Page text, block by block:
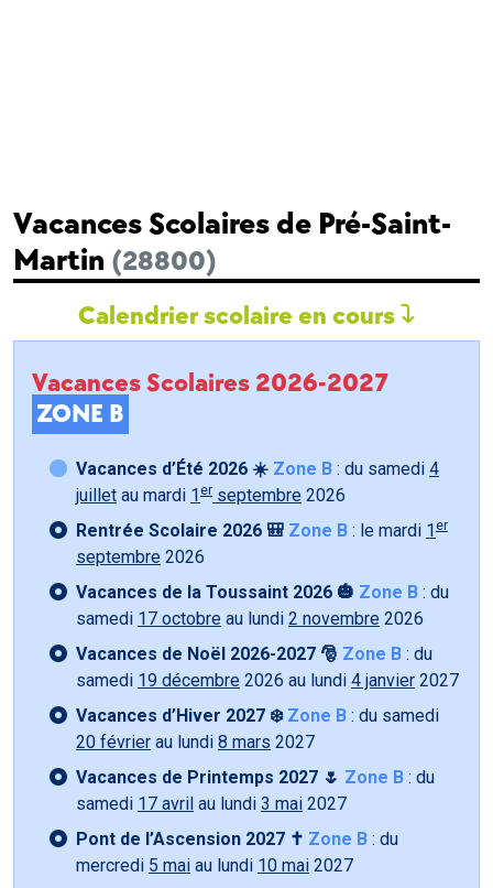
Vacances Scolaires de Pré-Saint-
Martin (28800)
Calendrier scolaire en cours
Vacances Scolaires 2026-2027
ZONE B
Vacances d’Été 2026 ☀️ Zone B : du samedi 4
juillet au mardi 1 er septembre 2026
Rentrée Scolaire 2026 🎒 Zone B : le mardi 1 er
septembre 2026
Vacances de la Toussaint 2026 🎃 Zone B : du
samedi 17 octobre au lundi 2 novembre 2026
Vacances de Noël 2026-2027 🎅 Zone B : du
samedi 19 décembre 2026 au lundi 4 janvier 2027
Vacances d’Hiver 2027 ❄️ Zone B : du samedi
20 février au lundi 8 mars 2027
Vacances de Printemps 2027 🌷 Zone B : du
samedi 17 avril au lundi 3 mai 2027
Pont de l’Ascension 2027 ✝️ Zone B : du
mercredi 5 mai au lundi 10 mai 2027